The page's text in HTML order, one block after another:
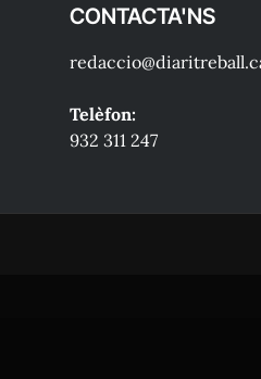
CONTACTA'NS
Telèfon:
932 311 247